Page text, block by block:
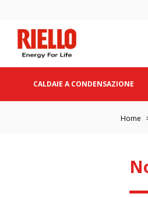
CALDAIE A CONDENSAZIONE
Home